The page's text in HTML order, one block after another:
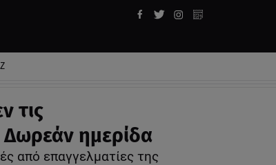
τις
ημερίδα
από επαγγελματίες της